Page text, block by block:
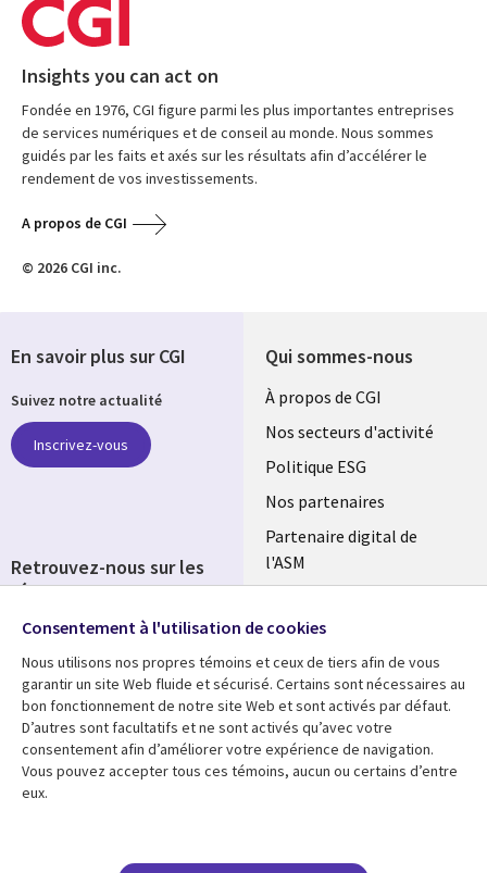
Insights you can act on
Fondée en 1976, CGI figure parmi les plus importantes entreprises
de services numériques et de conseil au monde. Nous sommes
guidés par les faits et axés sur les résultats afin d’accélérer le
rendement de vos investissements.
A propos de CGI
© 2026 CGI inc.
Qui sommes-nous
Useful
links
FRANCE
À propos de CGI
Nos secteurs d'activité
Politique ESG
Nos partenaires
Partenaire digital de
l'ASM
Fusions
Ressources
Library
Links
Articles
Blog
Support
Legal
Accessibilité
conditions juridiques
En savoir plus sur CGI
Suivez notre actualité
Inscrivez-vous
Retrouvez-nous sur les
réseaux
Social
Media
FRANCE
Consentement à l'utilisation de cookies
Nous utilisons nos propres témoins et ceux de tiers afin de vous
garantir un site Web fluide et sécurisé. Certains sont nécessaires au
bon fonctionnement de notre site Web et sont activés par défaut.
D’autres sont facultatifs et ne sont activés qu’avec votre
consentement afin d’améliorer votre expérience de navigation.
Vous pouvez accepter tous ces témoins, aucun ou certains d’entre
eux.